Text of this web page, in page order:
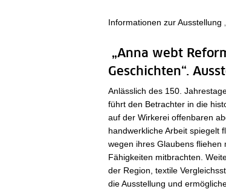
Informationen zur Ausstellung
„Anna webt
Geschichten“.
Anlässlich des 150.
führt den Betrachter in die
auf der Wirkerei offenbaren
handwerkliche Arbeit spiegelt
wegen ihres Glaubens
Fähigkeiten mitbrachten.
der Region, textile
die Ausstellung und